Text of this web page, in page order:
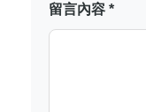
留言內容 *